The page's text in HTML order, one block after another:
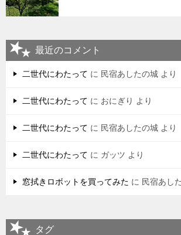
最近のコメント
二世代にわたって に 民宿あしたの城 より
二世代にわたって に おにぎり より
二世代にわたって に 民宿あしたの城 より
二世代にわたって に ガッツ より
窓拭きロボットを買ってみた に 民宿あし
タグ